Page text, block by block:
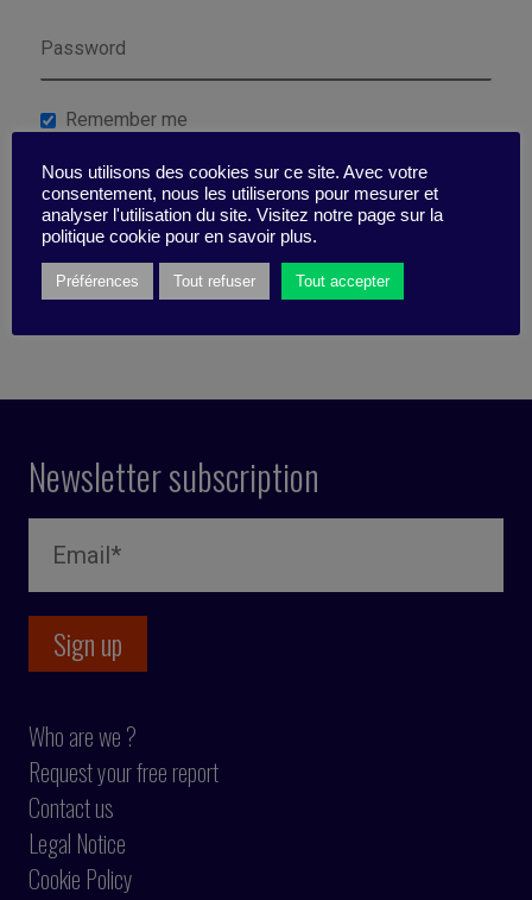
Remember me
Lost your password?
Newsletter subscription
Who are we ?
Request your free report
Contact us
Legal Notice
Cookie Policy
Nous utilisons des cookies sur ce site. Avec votre
consentement, nous les utiliserons pour mesurer et
analyser l'utilisation du site. Visitez notre page sur la
politique cookie pour en savoir plus.
Préférences Tout refuser Tout accepter